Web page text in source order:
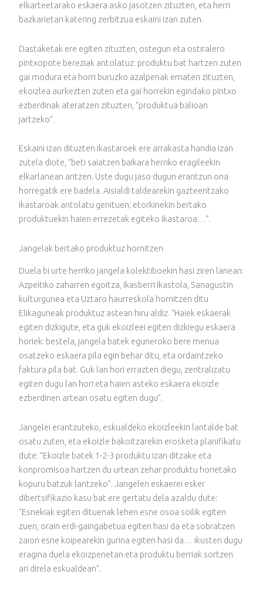
elkarteetarako eskaera asko jasotzen zituzten, eta herri
bazkarietan katering zerbitzua eskaini izan zuten.
Dastaketak ere egiten zituzten, ostegun eta ostiralero
pintxopote bereziak antolatuz: produktu bat hartzen zuten
gai modura eta horri buruzko azalpenak ematen zituzten,
ekoizlea aurkezten zuten eta gai horrekin egindako pintxo
ezberdinak ateratzen zituzten, “produktua balioan
jartzeko”.
Eskaini izan dituzten ikastaroek ere arrakasta handia izan
zutela diote, “beti saiatzen baikara herriko eragileekin
elkarlanean aritzen. Uste dugu jaso dugun erantzun ona
horregatik ere badela. Aisialdi taldearekin gazteentzako
ikastaroak antolatu genituen; etorkinekin bertako
produktuekin haien errezetak egiteko ikastaroa…”.
Jangelak bertako produktuz hornitzen
Duela bi urte herriko jangela kolektiboekin hasi ziren lanean:
Azpeitiko zaharren egoitza, Ikasberri Ikastola, Sanagustin
kulturgunea eta Uztaro haurreskola hornitzen ditu
Elikaguneak produktuz astean hiru aldiz. “Haiek eskaerak
egiten dizkigute, eta guk ekoizleei egiten dizkiegu eskaera
horiek: bestela, jangela batek eguneroko bere menua
osatzeko eskaera pila egin behar ditu, eta ordaintzeko
faktura pila bat. Guk lan hori errazten diegu, zentralizatu
egiten dugu lan hori eta haien asteko eskaera ekoizle
ezberdinen artean osatu egiten dugu”.
Jangelei erantzuteko, eskualdeko ekoizleekin lantalde bat
osatu zuten, eta ekoizle bakoitzarekin erosketa planifikatu
dute: “Ekoizle batek 1-2-3 produktu izan ditzake eta
konpromisoa hartzen du urtean zehar produktu horietako
kopuru batzuk lantzeko”. Jangelen eskaerei esker
dibertsifikazio kasu bat ere gertatu dela azaldu dute:
“Esnekiak egiten dituenak lehen esne osoa soilik egiten
zuen, orain erdi-gaingabetua egiten hasi da eta sobratzen
zaion esne koipearekin gurina egiten hasi da… ikusten dugu
eragina duela ekoizpenetan eta produktu berriak sortzen
ari direla eskualdean”.